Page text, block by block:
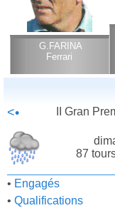
G.FARINA
Ferrari
<• II Gran
87
• Engagés
• Qualifications